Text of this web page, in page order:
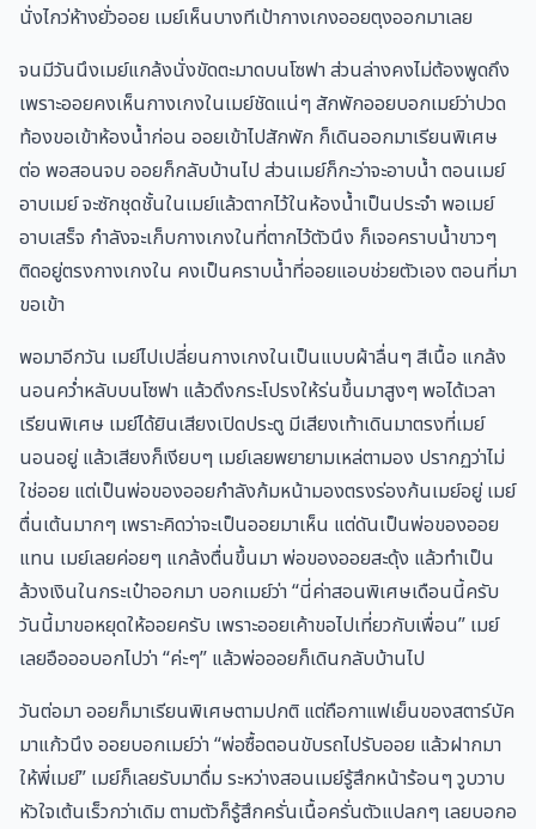
นั่งไกว่ห้างยั่วออย เมย์เห็นบางทีเป้ากางเกงออยตุงออกมาเลย
จนมีวันนึงเมย์แกล้งนั่งขัดตะมาดบนโซฟา ส่วนล่างคงไม่ต้องพูดถึง
เพราะออยคงเห็นกางเกงในเมย์ชัดแน่ๆ สักพักออยบอกเมย์ว่าปวด
ท้องขอเข้าห้องน้ำก่อน ออยเข้าไปสักพัก ก็เดินออกมาเรียนพิเศษ
ต่อ พอสอนจบ ออยก็กลับบ้านไป ส่วนเมย์ก็กะว่าจะอาบน้ำ ตอนเมย์
อาบเมย์ จะซักชุดชั้นในเมย์แล้วตากไว้ในห้องน้ำเป็นประจำ พอเมย์
อาบเสร็จ กำลังจะเก็บกางเกงในที่ตากไว้ตัวนึง ก็เจอคราบน้ำขาวๆ
ติดอยู่ตรงกางเกงใน คงเป็นคราบน้ำที่ออยแอบช่วยตัวเอง ตอนที่มา
ขอเข้า
พอมาอีกวัน เมย์ไปเปลี่ยนกางเกงในเป็นแบบผ้าลื่นๆ สีเนื้อ แกล้ง
นอนคว่ำหลับบนโซฟา แล้วดึงกระโปรงให้ร่นขึ้นมาสูงๆ พอได้เวลา
เรียนพิเศษ เมย์ได้ยินเสียงเปิดประตู มีเสียงเท้าเดินมาตรงที่เมย์
นอนอยู่ แล้วเสียงก็เงียบๆ เมย์เลยพยายามเหล่ตามอง ปรากฏว่าไม่
ใช่ออย แต่เป็นพ่อของออยกำลังก้มหน้ามองตรงร่องก้นเมย์อยู่ เมย์
ตื่นเต้นมากๆ เพราะคิดว่าจะเป็นออยมาเห็น แต่ดันเป็นพ่อของออย
แทน เมย์เลยค่อยๆ แกล้งตื่นขึ้นมา พ่อของออยสะดุ้ง แล้วทำเป็น
ล้วงเงินในกระเป๋าออกมา บอกเมย์ว่า “นี่ค่าสอนพิเศษเดือนนี้ครับ
วันนี้มาขอหยุดให้ออยครับ เพราะออยเค้าขอไปเที่ยวกับเพื่อน” เมย์
เลยอือออบอกไปว่า “ค่ะๆ” แล้วพ่อออยก็เดินกลับบ้านไป
วันต่อมา ออยก็มาเรียนพิเศษตามปกติ แต่ถือกาแฟเย็นของสตาร์บัค
มาแก้วนึง ออยบอกเมย์ว่า “พ่อซื้อตอนขับรถไปรับออย แล้วฝากมา
ให้พี่เมย์” เมย์ก็เลยรับมาดื่ม ระหว่างสอนเมย์รู้สึกหน้าร้อนๆ วูบวาบ
หัวใจเต้นเร็วกว่าเดิม ตามตัวก็รู้สึกครั่นเนื้อครั่นตัวแปลกๆ เลยบอกอ